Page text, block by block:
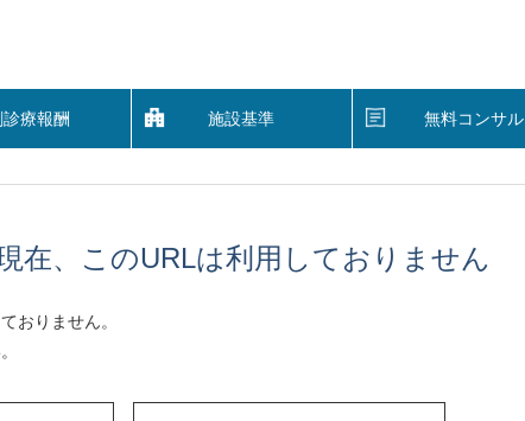
療報酬 施設基準 無料コンサル
在、このURLは利用しておりません
おりません。